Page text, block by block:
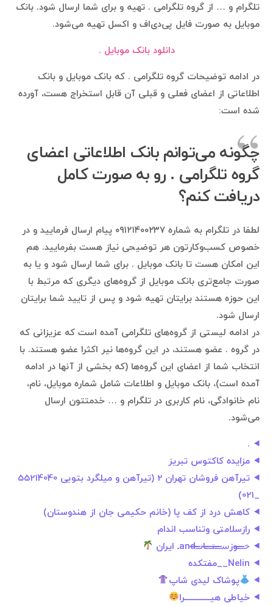
تلگرام و … از گروه تلگرامی . تهیه و برای شما ارسال شود. بانک
موبایل به صورت فایل پی‌دی‌اف و اکسل تهیه می‌شود.
دانلود بانک موبایل .
در ادامه توضیحات گروه تلگرامی . که بانک موبایل و بانک
اطلاعاتی از اعضای فعلی و قبلی آن قابل استخراج هست، آورده
شده است:
چگونه می‌توانم بانک اطلاعاتی اعضای
گروه تلگرامی . رو به صورت کامل
دریافت کنم؟
لطفا در تلگرام به شماره ۰۹۱۲۱۴۰۰۲۳۷ پیام ارسال فرمایید و در
خصوص کسب‌وکارتون هر توضیحی نیاز هست بفرمایید. هم
این امکان هست تا بانک موبایل . برای شما ارسال شود و یا به
صورت جامع‌تری بانک موبایل از گروه‌های دیگری که مرتبط با
این حوزه هستند برایتان تهیه شود و پس از تایید شما برایتان
ارسال شود.
در ادامه لیستی از گروه‌های تلگرامی آمده است که عزیزانی که
در گروه . عضو هستند، در این گروه‌ها نیر اکثرا عضو هستند. با
انتخاب شما از اعضای این گروه‌ها (که بخشی از آنها در ادامه
آمده است)، بانک موبایل و اطلاعات شامل شماره موبایل، نام،
نام خانوادگی، نام کاربری در تلگرام و … خدمتتون ارسال
می‌شود.
.
مزایده کاکتوس تبریز
تیرآهن فروشان تهران 2 (تیرآهن و میلگرد بتویی 55214040
_021)
کاهش درد از کف پا (خانم حکیمی جان از هندوستان)
رازسلامتی وتناسب اندام
خ̶̶ـ̶̶ـ̶̶ـوزس̶̶ـ̶̶ـ̶̶ـت̶̶ـ̶̶ـ̶̶ـان̶̶ـ̶̶ـ̶̶andـ ایران
Nelin__مفتکده‌
پوشاک لیدی شاپ
خیاطی هیــــــــــــــرا